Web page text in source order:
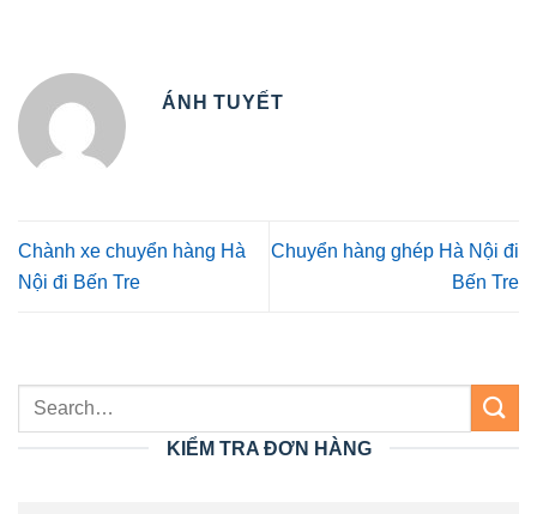
ÁNH TUYẾT
Chành xe chuyển hàng Hà
Nội đi Bến Tre
Chuyển hàng ghép Hà Nội đi
Bến Tre
KIỂM TRA ĐƠN HÀNG